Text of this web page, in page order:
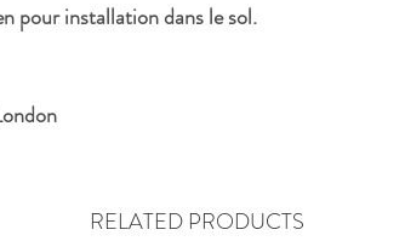
pour installation dans le sol.
RELATED PRODUCTS